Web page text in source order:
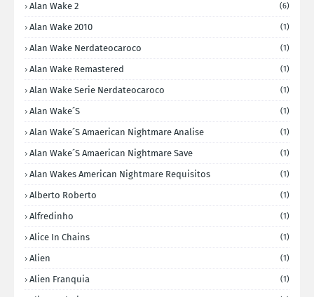
Alan Wake 2 (6)
Alan Wake 2010 (1)
Alan Wake Nerdateocaroco (1)
Alan Wake Remastered (1)
Alan Wake Serie Nerdateocaroco (1)
Alan Wake´s (1)
Alan Wake´s Amaerican Nightmare Analise (1)
Alan Wake´s Amaerican Nightmare Save (1)
Alan Wakes American Nightmare Requisitos (1)
Alberto Roberto (1)
Alfredinho (1)
Alice In Chains (1)
Alien (1)
Alien Franquia (1)